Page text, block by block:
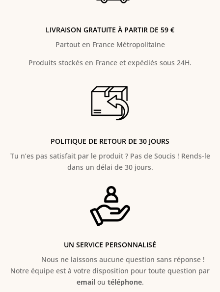
LIVRAISON GRATUITE À PARTIR DE 59 €
Partout en France Métropolitaine
Produits stockés en France et expédiés sous 24H.
POLITIQUE DE RETOUR DE 30 JOURS
Tu n’es pas satisfait par le produit ? Pas de Soucis ! Rends-le
dans un délai de 30 jours.
UN SERVICE PERSONNALISÉ
Nous ne laissons aucune question sans réponse !
Notre équipe est à votre disposition pour toute question par
emailou téléphone.